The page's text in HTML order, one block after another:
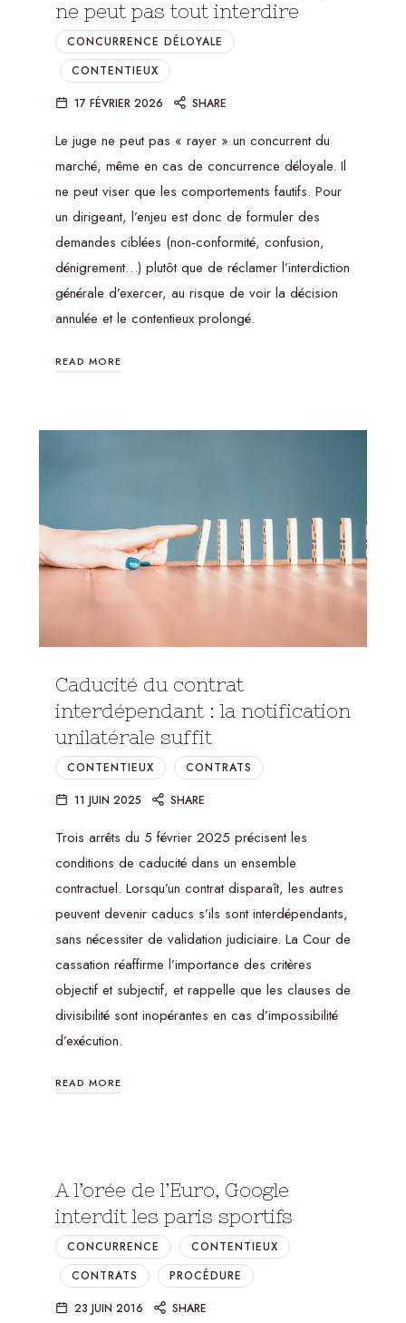
ne peut pas tout interdire
CONCURRENCE DÉLOYALE
CONTENTIEUX
17 FÉVRIER 2026
SHARE
Le juge ne peut pas « rayer » un concurrent du
marché, même en cas de concurrence déloyale. Il
ne peut viser que les comportements fautifs. Pour
un dirigeant, l’enjeu est donc de formuler des
demandes ciblées (non‑conformité, confusion,
dénigrement…) plutôt que de réclamer l’interdiction
générale d’exercer, au risque de voir la décision
annulée et le contentieux prolongé.
READ MORE
Caducité du contrat
interdépendant : la notification
unilatérale suffit
CONTENTIEUX
CONTRATS
11 JUIN 2025
SHARE
Trois arrêts du 5 février 2025 précisent les
conditions de caducité dans un ensemble
contractuel. Lorsqu’un contrat disparaît, les autres
peuvent devenir caducs s’ils sont interdépendants,
sans nécessiter de validation judiciaire. La Cour de
cassation réaffirme l’importance des critères
objectif et subjectif, et rappelle que les clauses de
divisibilité sont inopérantes en cas d’impossibilité
d’exécution.
READ MORE
A l’orée de l’Euro, Google
interdit les paris sportifs
CONCURRENCE
CONTENTIEUX
CONTRATS
PROCÉDURE
23 JUIN 2016
SHARE